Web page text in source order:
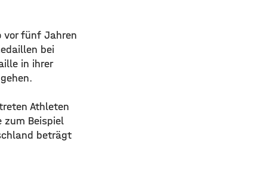
vor fünf Jahren
bei
in ihrer
Athleten
zum Beispiel
beträgt